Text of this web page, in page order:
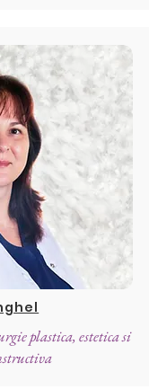
plastica, estetica si